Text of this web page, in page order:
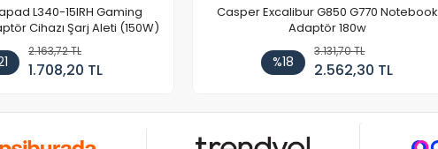
L340-15IRH Gaming
Cihazı Şarj Aleti (150W)
2.163,72 TL
1.708,20 TL
Casper Excalibur G850 G770 Notebook
Adaptör 180w
%18
3.131,70 TL
2.562,30 TL